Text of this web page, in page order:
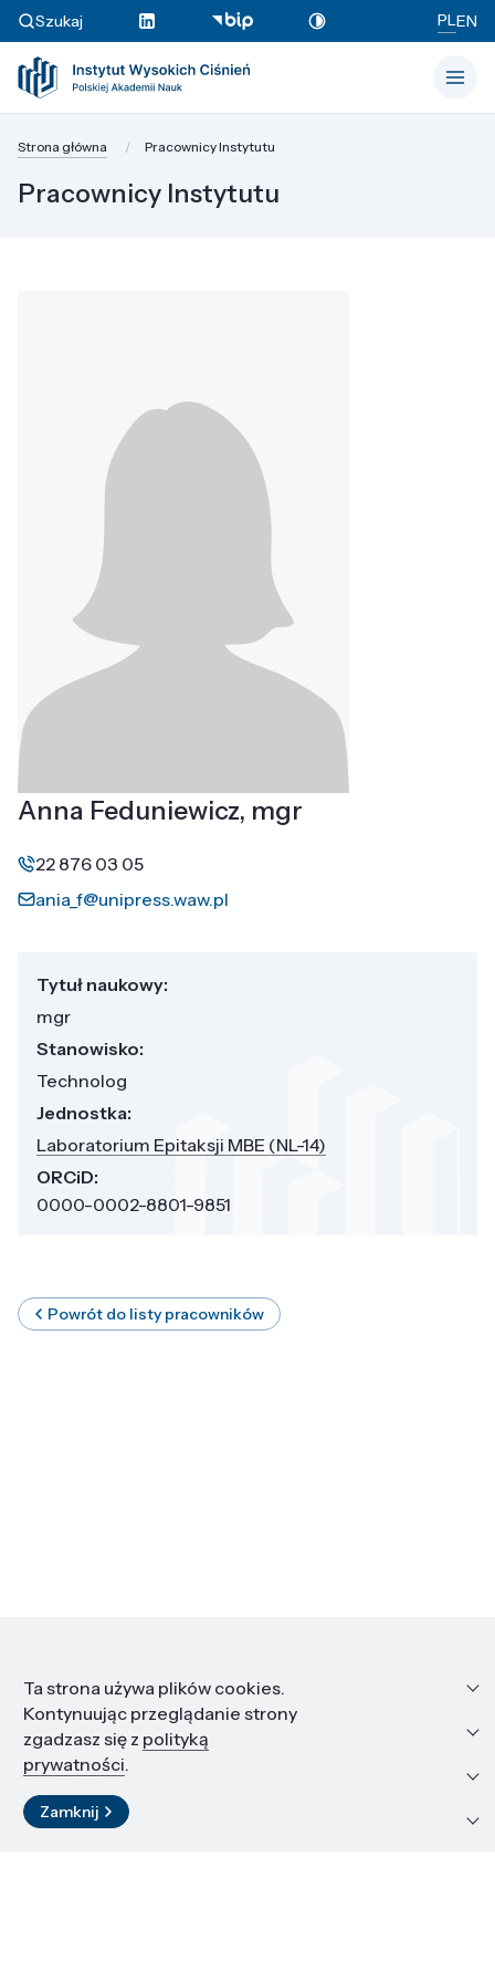
Szukaj PLEN
Strona główna Pracownicy Instytutu
Pracownicy Instytutu
Anna Feduniewicz, mgr
22 876 03 05
ania_f@unipress.waw.pl
Tytuł naukowy:
mgr
Stanowisko:
Technolog
Jednostka:
Laboratorium Epitaksji MBE (NL-14)
ORCiD:
0000-0002-8801-9851
Powrót do listy pracowników
Informacje
Edukacja i kariera
Zasoby i materiały
Kontakt
Ta strona używa plików cookies.
Kontynuując przeglądanie strony
zgadzasz się z polityką
prywatności.
Zamknij